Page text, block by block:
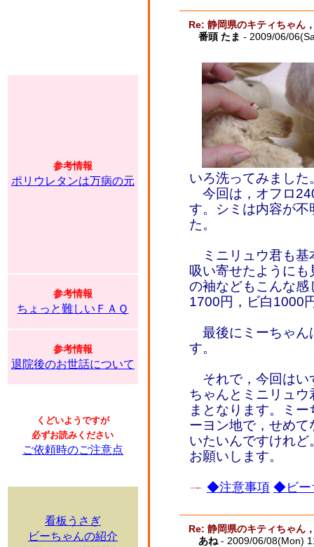
参考情報
ポリウレタンは万病の元
参考情報
ちょっと難しいＦＡＱ
参考情報
退院後のお世話について
くどいようですが
必ずお読みください
ご依頼時のご注意点
看板うさぎ
ビーちゃんの紹介
Re: 静岡県のキティちゃん
番頭 たま - 2009/06/
いろ洗ってみました
今回は，オフロ
す。シミは内容が
た。
ミニリュウ君も基
吸い寄せたように
の袖などもこんな
1700円，ビ白1000
最後にミーちゃん
す。
それで，今回はい
ちゃんとミニリュ
まとなります。ミ
ーヨン地で，せめ
いたいんですけれ
お願いします。
◆注意事項 ◆ビー
Re: 静岡県のキティちゃん
あね - 2009/06/08(Mon)